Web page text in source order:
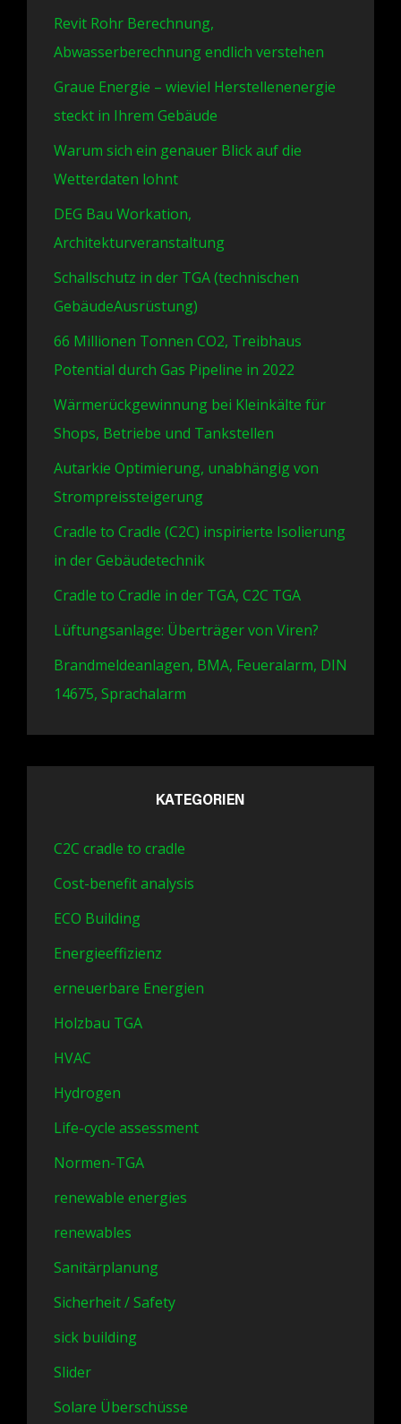
Revit Rohr Berechnung,
Abwasserberechnung endlich verstehen
Graue Energie – wieviel Herstellenenergie
steckt in Ihrem Gebäude
Warum sich ein genauer Blick auf die
Wetterdaten lohnt
DEG Bau Workation,
Architekturveranstaltung
Schallschutz in der TGA (technischen
GebäudeAusrüstung)
66 Millionen Tonnen CO2, Treibhaus
Potential durch Gas Pipeline in 2022
Wärmerückgewinnung bei Kleinkälte für
Shops, Betriebe und Tankstellen
Autarkie Optimierung, unabhängig von
Strompreissteigerung
Cradle to Cradle (C2C) inspirierte Isolierung
in der Gebäudetechnik
Cradle to Cradle in der TGA, C2C TGA
Lüftungsanlage: Überträger von Viren?
Brandmeldeanlagen, BMA, Feueralarm, DIN
14675, Sprachalarm
KATEGORIEN
C2C cradle to cradle
Cost-benefit analysis
ECO Building
Energieeffizienz
erneuerbare Energien
Holzbau TGA
HVAC
Hydrogen
Life-cycle assessment
Normen-TGA
renewable energies
renewables
Sanitärplanung
Sicherheit / Safety
sick building
Slider
Solare Überschüsse